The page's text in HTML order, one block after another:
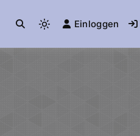
Einloggen